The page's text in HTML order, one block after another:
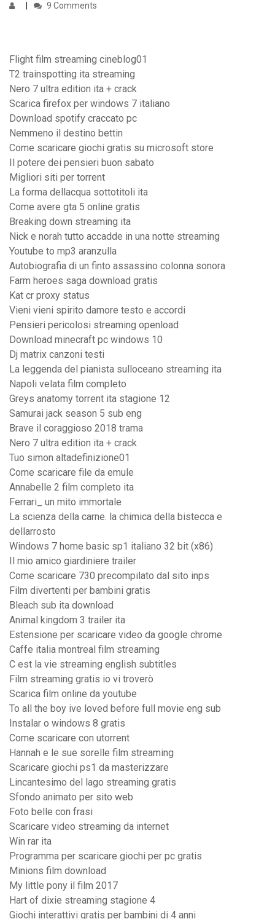
9 Comments
Flight film streaming cineblog01
T2 trainspotting ita streaming
Nero 7 ultra edition ita + crack
Scarica firefox per windows 7 italiano
Download spotify craccato pc
Nemmeno il destino bettin
Come scaricare giochi gratis su microsoft store
Il potere dei pensieri buon sabato
Migliori siti per torrent
La forma dellacqua sottotitoli ita
Come avere gta 5 online gratis
Breaking down streaming ita
Nick e norah tutto accadde in una notte streaming
Youtube to mp3 aranzulla
Autobiografia di un finto assassino colonna sonora
Farm heroes saga download gratis
Kat cr proxy status
Vieni vieni spirito damore testo e accordi
Pensieri pericolosi streaming openload
Download minecraft pc windows 10
Dj matrix canzoni testi
La leggenda del pianista sulloceano streaming ita
Napoli velata film completo
Greys anatomy torrent ita stagione 12
Samurai jack season 5 sub eng
Brave il coraggioso 2018 trama
Nero 7 ultra edition ita + crack
Tuo simon altadefinizione01
Come scaricare file da emule
Annabelle 2 film completo ita
Ferrari_ un mito immortale
La scienza della carne. la chimica della bistecca e
dellarrosto
Windows 7 home basic sp1 italiano 32 bit (x86)
Il mio amico giardiniere trailer
Come scaricare 730 precompilato dal sito inps
Film divertenti per bambini gratis
Bleach sub ita download
Animal kingdom 3 trailer ita
Estensione per scaricare video da google chrome
Caffe italia montreal film streaming
C est la vie streaming english subtitles
Film streaming gratis io vi troverò
Scarica film online da youtube
To all the boy ive loved before full movie eng sub
Instalar o windows 8 gratis
Come scaricare con utorrent
Hannah e le sue sorelle film streaming
Scaricare giochi ps1 da masterizzare
Lincantesimo del lago streaming gratis
Sfondo animato per sito web
Foto belle con frasi
Scaricare video streaming da internet
Win rar ita
Programma per scaricare giochi per pc gratis
Minions film download
My little pony il film 2017
Hart of dixie streaming stagione 4
Giochi interattivi gratis per bambini di 4 anni